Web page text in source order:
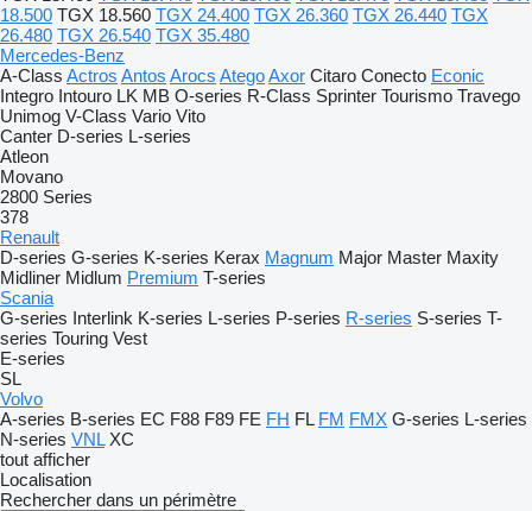
18.500 TGX 18.560 TGX 24.400 TGX 26.360 TGX 26.440 TGX
26.480 TGX 26.540 TGX 35.480
Mercedes-Benz
A-Class Actros Antos Arocs AtegoAxor Citaro Conecto Econic
Integro Intouro LK MB O-series R-Class Sprinter Tourismo Travego
Unimog V-Class Vario Vito
Canter D-series L-series
Atleon
Movano
2800 Series
378
Renault
D-series G-series K-series Kerax Magnum Major Master Maxity
Midliner Midlum Premium T-series
Scania
G-series Interlink K-series L-series P-series R-series S-series T-
series Touring Vest
E-series
SL
Volvo
A-series B-series EC F88 F89 FE FH FL FM FMX G-series L-series
N-series VNL XC
tout afficher
Localisation
Rechercher dans un périmètre